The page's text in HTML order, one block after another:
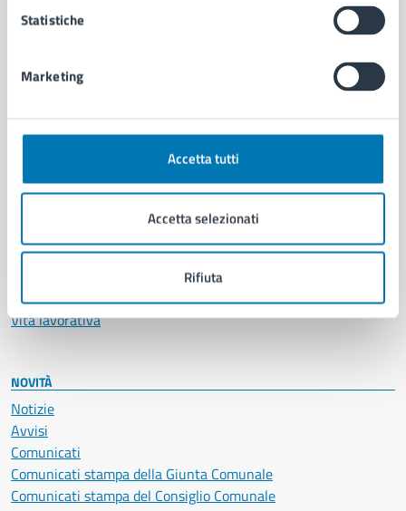
Statistiche
Marketing
Accetta tutti
Accetta selezionati
Rifiuta
Intranet, posta aziendale e protocollo
CATEGORIE DI SERVIZIO
Documenti e certificati
Educazione e formazione
Imprese e commercio
Salute, benessere e assistenza
Servizi Cimiteriali
Vita lavorativa
NOVITÀ
Notizie
Avvisi
Comunicati
Comunicati stampa della Giunta Comunale
Comunicati stampa del Consiglio Comunale